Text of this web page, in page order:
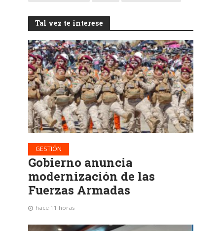
Tal vez te interese
GESTIÓN
Gobierno anuncia
modernización de las
Fuerzas Armadas
hace 11 horas